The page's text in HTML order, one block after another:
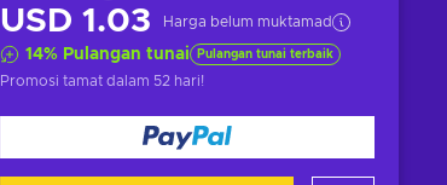
USD 1.03 Harga belum muktamad
14% Pulangan tunai Pulangan tunai terbaik
Promosi tamat dalam 52 hari!